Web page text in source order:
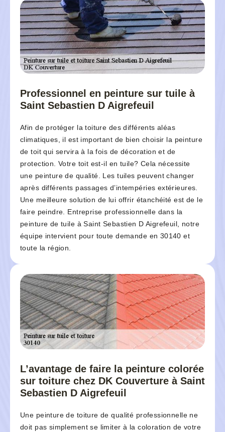
Professionnel en peinture sur tuile à
Saint Sebastien D Aigrefeuil
Afin de protéger la toiture des différents aléas
climatiques, il est important de bien choisir la peinture
de toit qui servira à la fois de décoration et de
protection. Votre toit est-il en tuile? Cela nécessite
une peinture de qualité. Les tuiles peuvent changer
après différents passages d’intempéries extérieures.
Une meilleure solution de lui offrir étanchéité est de le
faire peindre. Entreprise professionnelle dans la
peinture de tuile à Saint Sebastien D Aigrefeuil, notre
équipe intervient pour toute demande en 30140 et
toute la région.
L’avantage de faire la peinture colorée
sur toiture chez DK Couverture à Saint
Sebastien D Aigrefeuil
Une peinture de toiture de qualité professionnelle ne
doit pas simplement se limiter à la coloration de votre